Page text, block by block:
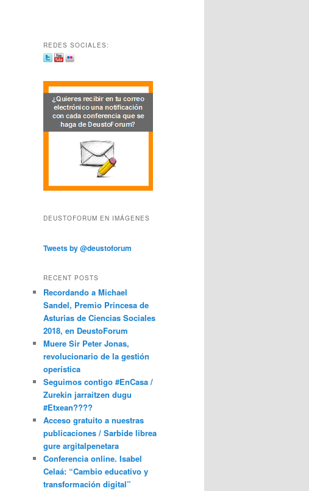
REDES SOCIALES:
DEUSTOFORUM EN IMÁGENES
Tweets by @deustoforum
RECENT POSTS
Recordando a Michael
Sandel, Premio Princesa de
Asturias de Ciencias Sociales
2018, en DeustoForum
Muere Sir Peter Jonas,
revolucionario de la gestión
operística
Seguimos contigo #EnCasa /
Zurekin jarraitzen dugu
#Etxean????
Acceso gratuito a nuestras
publicaciones / Sarbide librea
gure argitalpenetara
Conferencia online. Isabel
Celaá: “Cambio educativo y
transformación digital”